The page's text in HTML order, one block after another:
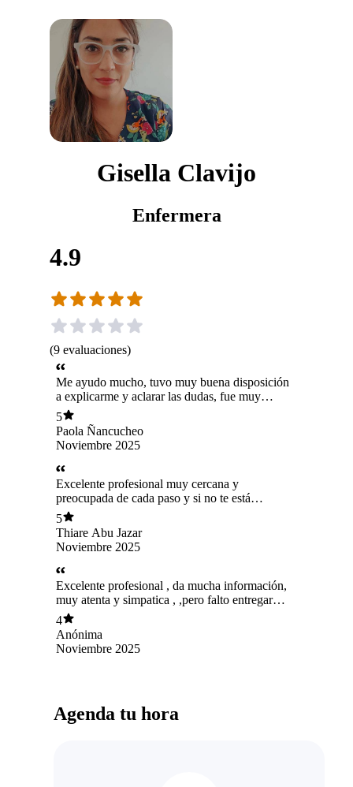
Gisella Clavijo
Enfermera
4.9
(9 evaluaciones)
Me ayudo mucho, tuvo muy buena disposición
a explicarme y aclarar las dudas, fue muy
acertada en la asesoría
5
Paola Ñancucheo
Noviembre 2025
Excelente profesional muy cercana y
preocupada de cada paso y si no te está
resultando ella siempre te ayuda a evolucionar!
5
Thiare Abu Jazar
Noviembre 2025
Excelente profesional , da mucha información,
muy atenta y simpatica , ,pero falto entregar
quizás un poco más de tecnica en el acople.
4
Anónima
Noviembre 2025
Agenda tu hora